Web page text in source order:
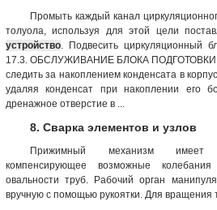
Промыть каждый канал
толуола, используя для этой цели
устройство . Подвесить циркуляционный
17.3. ОБСЛУЖИВАНИЕ БЛОКА ПОДГОТОВКИ
следить за накоплением конденсата в
удаляя конденсат при накоплении его
дренажное отверстие в ...
8. Сварка элементов и узлов
Прижимный механизм
компенсирующее возможные
овальности труб. Рабочий орган
вручную с помощью рукоятки. Для вращения